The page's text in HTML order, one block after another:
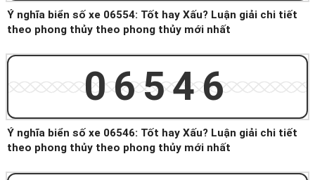
Ý nghĩa biển số xe 06554: Tốt hay Xấu? Luận giải chi tiết
theo phong thủy theo phong thủy mới nhất
06546
Ý nghĩa biển số xe 06546: Tốt hay Xấu? Luận giải chi tiết
theo phong thủy theo phong thủy mới nhất